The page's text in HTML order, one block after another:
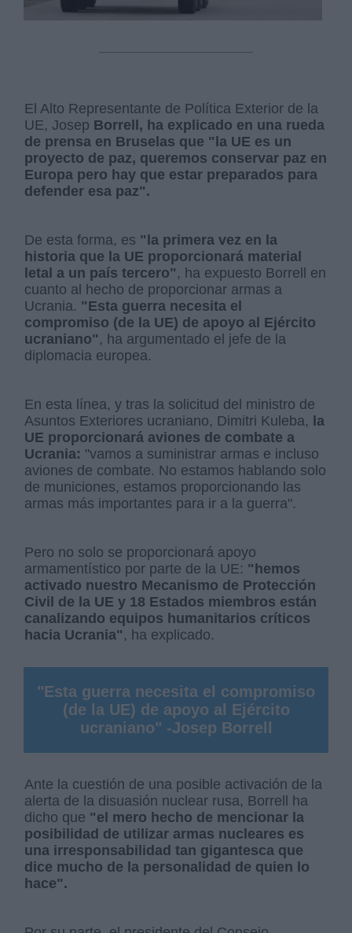
El Alto Representante de Política Exterior de la
UE, Josep Borrell, ha explicado en una rueda
de prensa en Bruselas que "la UE es un
proyecto de paz, queremos conservar paz en
Europa pero hay que estar preparados para
defender esa paz".
De esta forma, es "la primera vez en la
historia que la UE proporcionará material
letal a un país tercero" , ha expuesto Borrell en
cuanto al hecho de proporcionar armas a
Ucrania. "Esta guerra necesita el
compromiso (de la UE) de apoyo al Ejército
ucraniano" , ha argumentado el jefe de la
diplomacia europea.
En esta línea, y tras la solicitud del ministro de
Asuntos Exteriores ucraniano, Dimitri Kuleba,
la
UE proporcionará aviones de combate a
Ucrania: "vamos a suministrar armas e incluso
aviones de combate. No estamos hablando solo
de municiones, estamos proporcionando las
armas más importantes para ir a la guerra".
Pero no solo se proporcionará apoyo
armamentístico por parte de la UE: "hemos
activado nuestro Mecanismo de Protección
Civil de la UE y 18 Estados miembros están
canalizando equipos humanitarios críticos
hacia Ucrania" , ha explicado.
"Esta guerra necesita el compromiso
(de la UE) de apoyo al Ejército
ucraniano" -Josep Borrell
Ante la cuestión de una posible activación de la
alerta de la disuasión nuclear rusa, Borrell ha
dicho que "el mero hecho de mencionar la
posibilidad de utilizar armas nucleares es
una irresponsabilidad tan gigantesca que
dice mucho de la personalidad de quien lo
hace".